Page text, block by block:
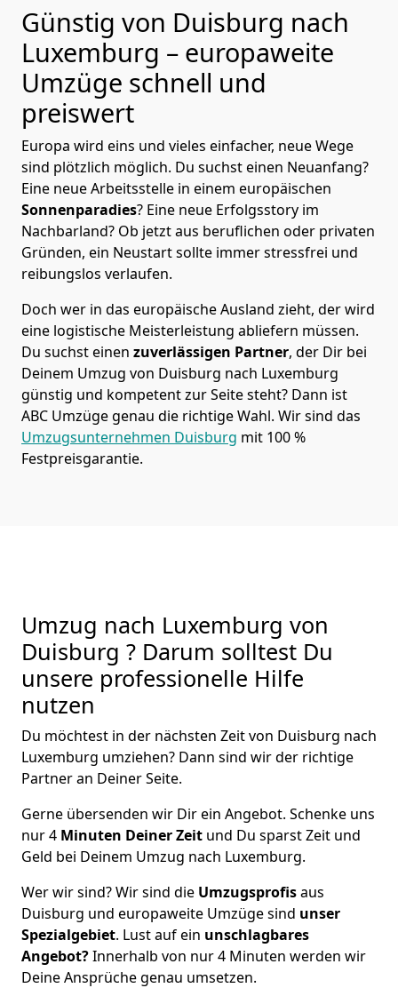
Günstig von Duisburg nach
Luxemburg – europaweite
Umzüge schnell und
preiswert
Europa wird eins und vieles einfacher, neue Wege
sind plötzlich möglich. Du suchst einen Neuanfang?
Eine neue Arbeitsstelle in einem europäischen
Sonnenparadies? Eine neue Erfolgsstory im
Nachbarland? Ob jetzt aus beruflichen oder privaten
Gründen, ein Neustart sollte immer stressfrei und
reibungslos verlaufen.
Doch wer in das europäische Ausland zieht, der wird
eine logistische Meisterleistung abliefern müssen.
Du suchst einen zuverlässigen Partner, der Dir bei
Deinem Umzug von Duisburg nach Luxemburg
günstig und kompetent zur Seite steht? Dann ist
ABC Umzügegenau die richtige Wahl. Wir sind das
Umzugsunternehmen Duisburg mit 100 %
Festpreisgarantie.
Umzug nach Luxemburg von
Duisburg ? Darum solltest Du
unsere professionelle Hilfe
nutzen
Du möchtest in der nächsten Zeit von Duisburg nach
Luxemburg umziehen? Dann sind wir der richtige
Partner an Deiner Seite.
Gerne übersenden wir Dir ein Angebot. Schenke uns
nur4 Minuten Deiner Zeit und Du sparst Zeit und
Geld bei Deinem Umzug nach Luxemburg.
Wer wir sind? Wir sind die Umzugsprofisaus
Duisburg und europaweite Umzüge sind unser
Spezialgebiet. Lust auf ein unschlagbares
Angebot?Innerhalb von nur4 Minuten werden wir
Deine Ansprüche genau umsetzen.